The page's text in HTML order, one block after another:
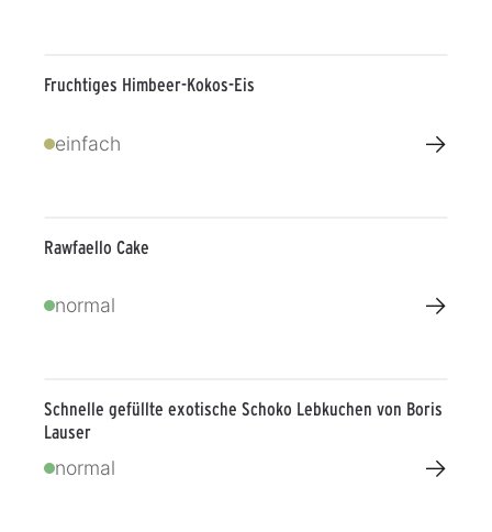
Fruchtiges Himbeer-Kokos-Eis
einfach →
Rawfaello Cake
normal →
Schnelle gefüllte exotische Schoko Lebkuchen von Boris
Lauser
normal →